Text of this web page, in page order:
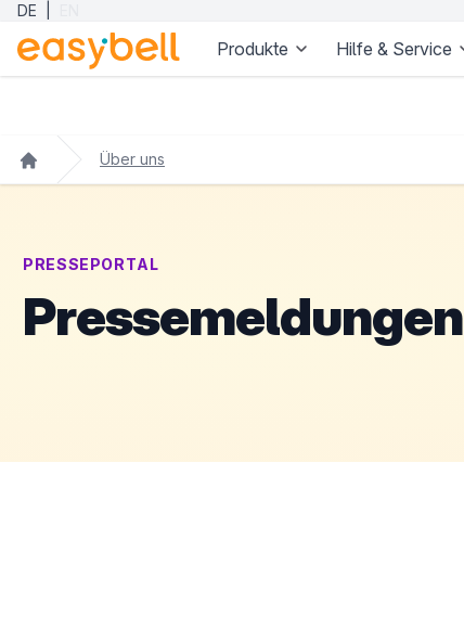
Zum Hauptinhalt springen
DE
Produkte Hilfe & Service
Über uns
PRESSEPORTAL
Pressemeldungen